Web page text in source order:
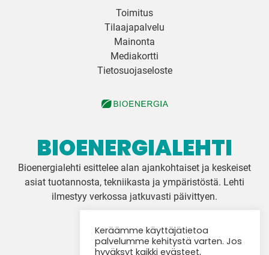
Toimitus
Tilaajapalvelu
Mainonta
Mediakortti
Tietosuojaseloste
BIOENERGIALEHTI
Bioenergialehti esittelee alan ajankohtaiset ja keskeiset
asiat tuotannosta, tekniikasta ja ympäristöstä. Lehti
ilmestyy verkossa jatkuvasti päivittyen.
Twitter
Keräämme käyttäjätietoa
palvelumme kehitystä varten. Jos
hyväksyt kaikki evästeet,